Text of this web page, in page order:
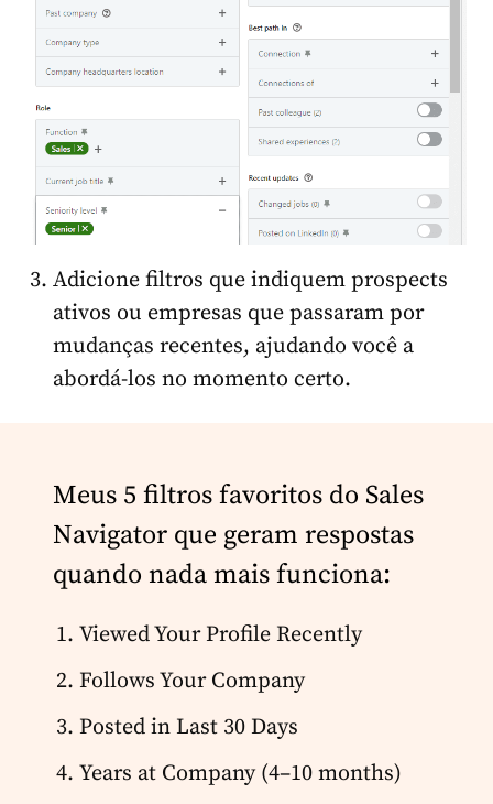
Adicione filtros que indiquem prospects
ativos ou empresas que passaram por
mudanças recentes, ajudando você a
abordá-los no momento certo.
Meus 5 filtros favoritos do Sales
Navigator que geram respostas
quando nada mais funciona:
Viewed Your Profile Recently
Follows Your Company
Posted in Last 30 Days
Years at Company (4–10 months)